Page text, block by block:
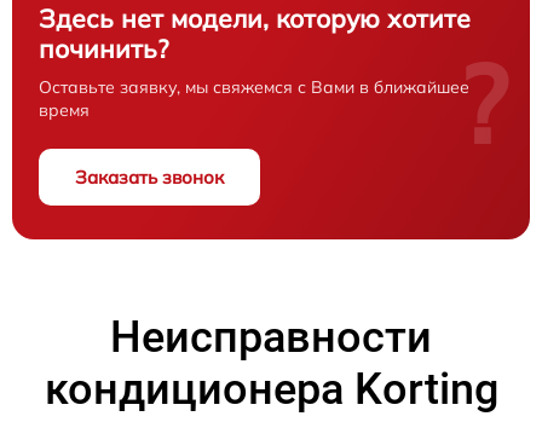
Здесь нет модели, которую хотите
починить?
Оставьте заявку, мы свяжемся с Вами в ближайшее
время
Заказать звонок
?
Неисправности
кондиционера Korting